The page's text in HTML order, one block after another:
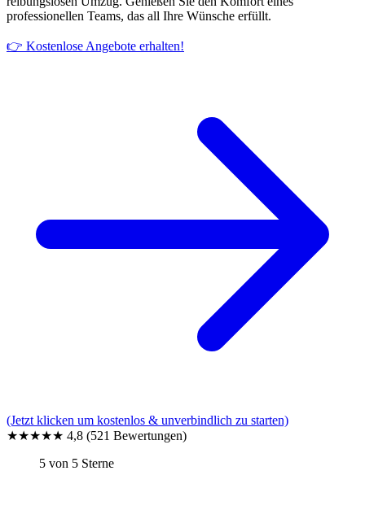
professionellen Teams, das all Ihre Wünsche erfüllt.
👉 Kostenlose Angebote erhalten!
(Jetzt klicken um kostenlos & unverbindlich zu starten)
★★★★★ 4,8 (521 Bewertungen)
5 von 5 Sterne